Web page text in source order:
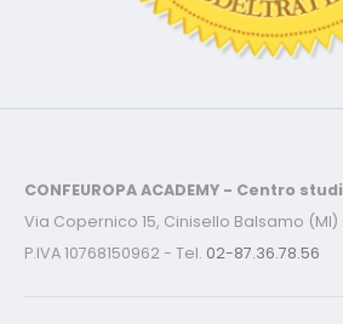
CONFEUROPA ACADEMY - Centro
Via Copernico 15, Cinisello Balsamo (MI) -
P.IVA 10768150962 - Tel. 02-87.36.78.56